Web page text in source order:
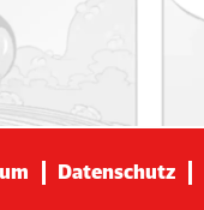
Datenschutz